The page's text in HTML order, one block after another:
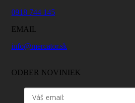
0918 744 145
EMAIL
info@mercator.sk
ODBER NOVINIEK